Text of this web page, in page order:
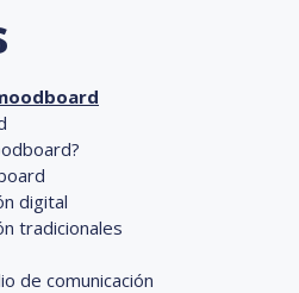
digital
tradicionales
de comunicación